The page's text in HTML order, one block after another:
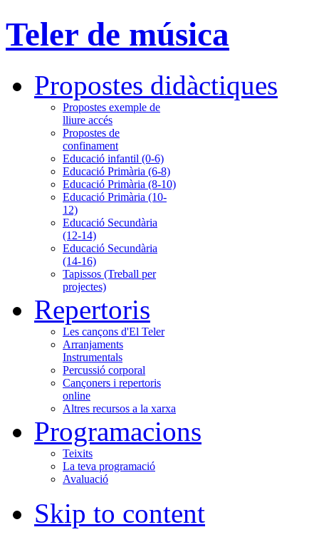
Teler de música
Propostes didàctiques
Propostes exemple de
lliure accés
Propostes de
confinament
Educació infantil (0-6)
Educació Primària (6-8)
Educació Primària (8-10)
Educació Primària (10-
12)
Educació Secundària
(12-14)
Educació Secundària
(14-16)
Tapissos (Treball per
projectes)
Repertoris
Les cançons d'El Teler
Arranjaments
Instrumentals
Percussió corporal
Cançoners i repertoris
online
Altres recursos a la xarxa
Programacions
Teixits
La teva programació
Avaluació
Skip to content